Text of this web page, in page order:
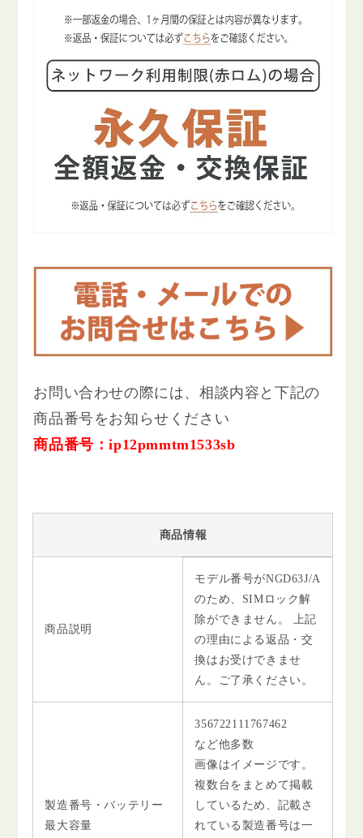
お問い合わせの際には、相談内容と下記の
商品番号をお知らせください
商品番号：ip12pmmtm1533sb
商品情報
商品説明
モデル番号がNGD63J/A
のため、SIMロック解
除ができません。 上記
の理由による返品・交
換はお受けできませ
ん。ご了承ください。
製造番号・バッテリー
最大容量
356722111767462
など他多数
画像はイメージです。
複数台をまとめて掲載
しているため、記載さ
れている製造番号は一